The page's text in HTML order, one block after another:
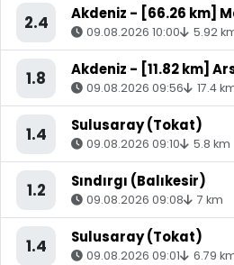
2.4 Akdeniz - [66.26 km]
09.08.2026 10:00 5.92
1.8 Akdeniz - [11.82 km]
09.08.2026 09:56 17.4
1.4 Sulusaray (Tokat)
09.08.2026 09:10 5.8 km
1.2 Sındırgı (Balıkesir)
09.08.2026 09:08 7 km
1.4 Sulusaray (Tokat)
09.08.2026 09:01 6.79